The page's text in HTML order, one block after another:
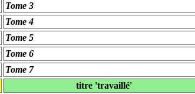
Tome 3
Tome 4
Tome 5
Tome 6
Tome 7
titre 'travaillé'